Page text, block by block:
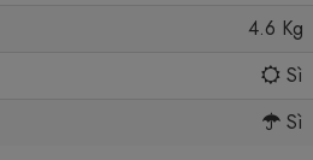
4.6 Kg
Sì
Sì